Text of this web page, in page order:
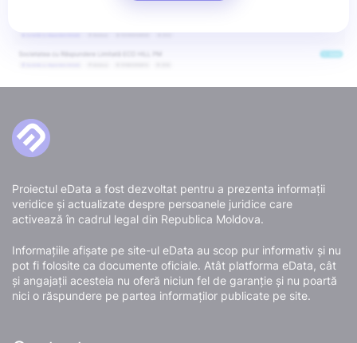
Proiectul eData a fost dezvoltat pentru a prezenta informații
veridice și actualizate despre persoanele juridice care
activează în cadrul legal din Republica Moldova.
Informațiile afișate pe site-ul eData au scop pur informativ și nu
pot fi folosite ca documente oficiale. Atât platforma eData, cât
și angajații acesteia nu oferă niciun fel de garanție și nu poartă
nici o răspundere pe partea informaților publicate pe site.